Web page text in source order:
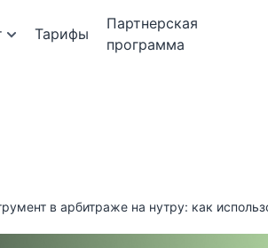
Тарифы
Партнерская
программа
в арбитраже на нутру: как